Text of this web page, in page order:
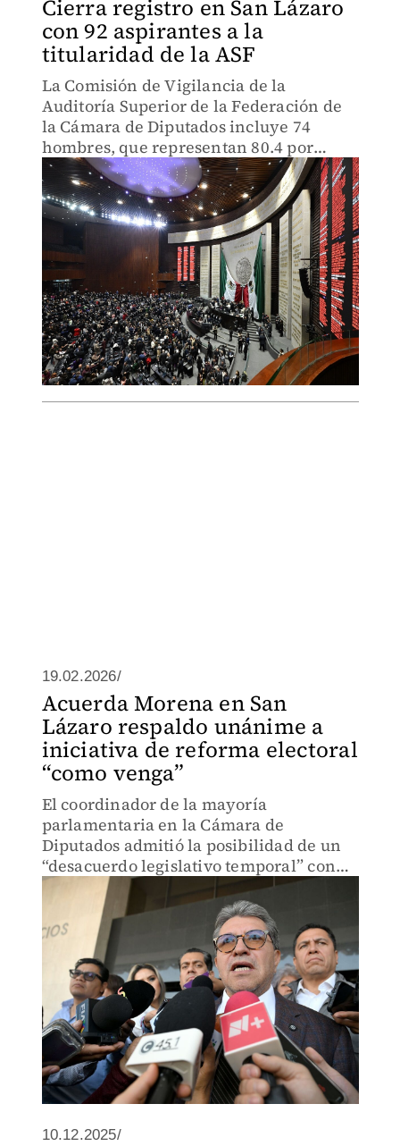
Cierra registro en San Lázaro
con 92 aspirantes a la
titularidad de la ASF
La Comisión de Vigilancia de la
Auditoría Superior de la Federación de
la Cámara de Diputados incluye 74
hombres, que representan 80.4 por
ciento, y 18 mujeres, que suman 19.6 por
ciento del total.
19.02.2026/
Acuerda Morena en San
Lázaro respaldo unánime a
iniciativa de reforma electoral
“como venga”
El coordinador de la mayoría
parlamentaria en la Cámara de
Diputados admitió la posibilidad de un
“desacuerdo legislativo temporal” con
PVEM y PT, pero sostuvo que no se pone
en riesgo la alianza para 2027 y 2030.
10.12.2025/